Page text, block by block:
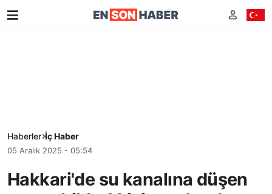
Haberler İç Haber
05 Aralık 2025 - 05:54
Hakkari'de su kanalına düşen